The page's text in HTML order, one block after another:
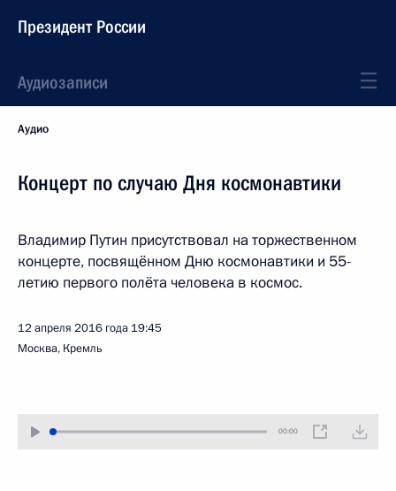
Президент России
Аудиозаписи
Аудио
Концерт по случаю Дня космонавтики
Владимир Путин присутствовал на торжественном
концерте, посвящённом Дню космонавтики и 55-
летию первого полёта человека в космос.
12 апреля 2016 года 19:45
Москва, Кремль
00:00